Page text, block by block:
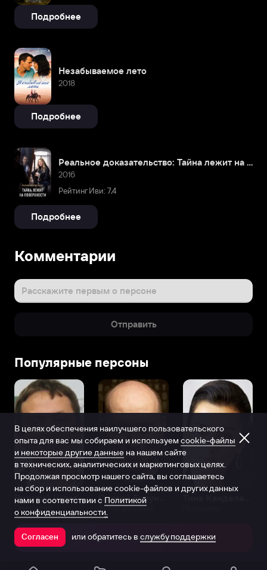
Подробнее
Незабываемое лето
2018
Подробнее
Реальное доказательство: Тайна лежит на поверхности
2016
Рейтинг Иви: 7,4
Подробнее
Комментарии
Расскажите первым о персоне
Отправить
Популярные персоны
Виталий Шляппо
Продюсер Актёр дубляжа
Открыть в приложении
В целях обеспечения наилучшего пользовательского
опыта для вас мы собираем и используем cookie-файлы
и некоторые другие данные на нашем сайте
в технических, аналитических и маркетинговых целях.
Продолжая просмотр нашего сайта, вы соглашаетесь
на сбор и использование cookie-файлов и других данных
нами в соответствии с Политикой
о конфиденциальности.
Согласен или обратитесь в службу поддержки